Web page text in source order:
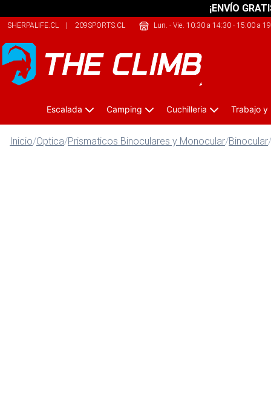
¡ENVÍO
SHERPALIFE.CL | 209SPORTS.CL |SHERPALIFE.COM.AR
Lun. - Vie. 10:30 a 14:30 - 15:00 a
Escalada Camping Cuchilleria Trabajo y
Inicio/Optica/Prismaticos Binoculares y Monocular/Binocular/